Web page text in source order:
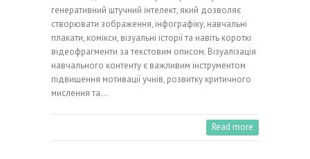
генеративний штучний інтелект, який дозволяє
створювати зображення, інфографіку, навчальні
плакати, комікси, візуальні історії та навіть короткі
відеофрагменти за текстовим описом. Візуалізація
навчального контенту є важливим інструментом
підвищення мотивації учнів, розвитку критичного
мислення та…
Read more